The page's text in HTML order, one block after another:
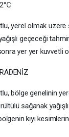
yerel olmak
geçeceği
yer yer kuvvetli
bölge genelinin
sağanak
kıyı